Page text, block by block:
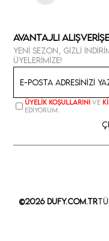
Avantajlı Alışverişe
Yeni sezon, gizli
üyelerimize!
Üyelik koşullarını ve
ediyorum.
©2026 Dufy.com.tr